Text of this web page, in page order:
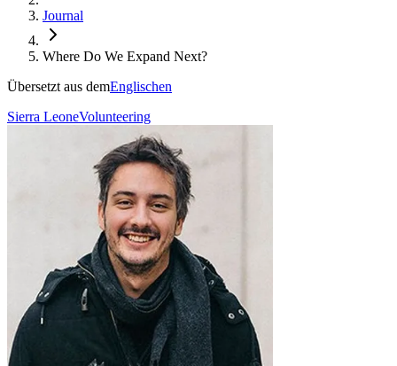
Journal
Where Do We Expand Next?
Übersetzt aus demEnglischen
Sierra LeoneVolunteering